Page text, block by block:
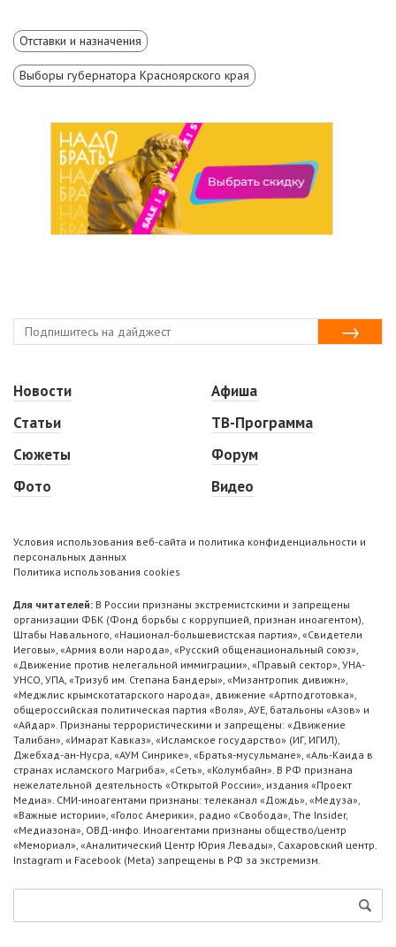
Отставки и назначения
Выборы губернатора Красноярского края
Новости
Статьи
Сюжеты
Фото
Афиша
ТВ-Программа
Форум
Видео
Условия использования веб-сайта и политика конфиденциальности и
персональных данных
Политика использования cookies
Для читателей: В России признаны экстремистскими и запрещены
организации ФБК (Фонд борьбы с коррупцией, признан иноагентом),
Штабы Навального, «Национал-большевистская партия», «Свидетели
Иеговы», «Армия воли народа», «Русский общенациональный союз»,
«Движение против нелегальной иммиграции», «Правый сектор», УНА-
УНСО, УПА, «Тризуб им. Степана Бандеры», «Мизантропик дивижн»,
«Меджлис крымскотатарского народа», движение «Артподготовка»,
общероссийская политическая партия «Воля», АУЕ, батальоны «Азов» и
«Айдар». Признаны террористическими и запрещены: «Движение
Талибан», «Имарат Кавказ», «Исламское государство» (ИГ, ИГИЛ),
Джебхад-ан-Нусра, «АУМ Синрике», «Братья-мусульмане», «Аль-Каида в
странах исламского Магриба», «Сеть», «Колумбайн». В РФ признана
нежелательной деятельность «Открытой России», издания «Проект
Медиа». СМИ-иноагентами признаны: телеканал «Дождь», «Медуза»,
«Важные истории», «Голос Америки», радио «Свобода», The Insider,
«Медиазона», ОВД-инфо. Иноагентами признаны общество/центр
«Мемориал», «Аналитический Центр Юрия Левады», Сахаровский центр.
Instagram и Facebook (Metа) запрещены в РФ за экстремизм.